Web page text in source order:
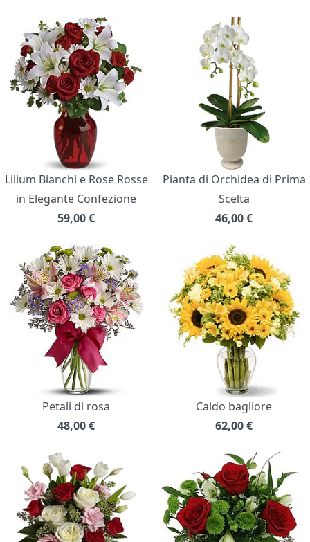
Lilium Bianchi e Rose Rosse
in Elegante Confezione
59,00€
Pianta di Orchidea di Prima
Scelta
46,00€
Petali di rosa
48,00€
Caldo bagliore
62,00€